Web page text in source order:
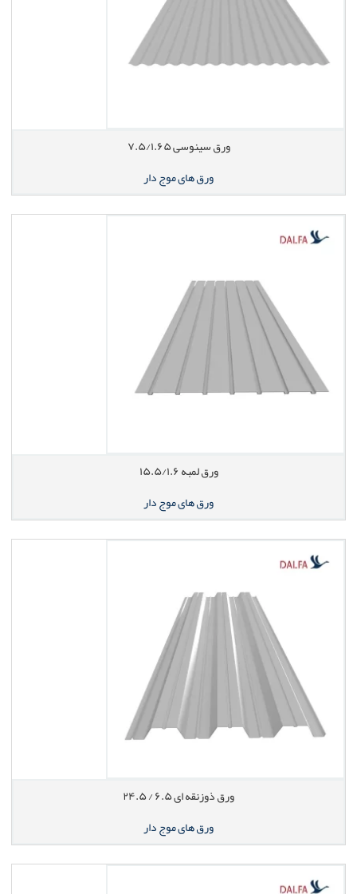
ورق سینوسی ۷.۵/۱.۶۵
ورق های موج دار
ورق لمبه ۱۵.۵/۱.۶
ورق های موج دار
ورق ذوزنقه ای ۶.۵ / ۲۴.۵
ورق های موج دار